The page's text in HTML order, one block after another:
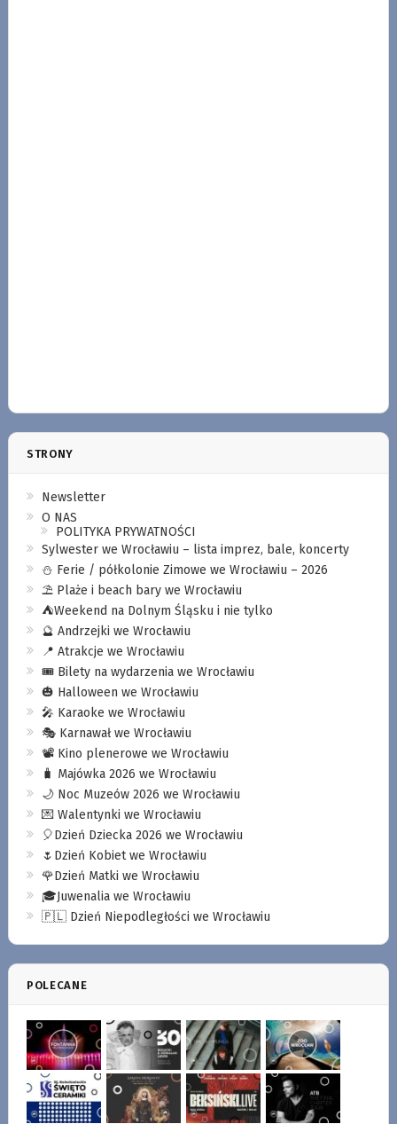
STRONY
Newsletter
O NAS
POLITYKA PRYWATNOŚCI
Sylwester we Wrocławiu – lista imprez, bale, koncerty
⛄️ Ferie / półkolonie Zimowe we Wrocławiu – 2026
⛱️ Plaże i beach bary we Wrocławiu
⛺️Weekend na Dolnym Śląsku i nie tylko
🔮 Andrzejki we Wrocławiu
📍 Atrakcje we Wrocławiu
🎟️ Bilety na wydarzenia we Wrocławiu
🎃 Halloween we Wrocławiu
🎤 Karaoke we Wrocławiu
🎭 Karnawał we Wrocławiu
📽️ Kino plenerowe we Wrocławiu
🧳 Majówka 2026 we Wrocławiu
🌙 Noc Muzeów 2026 we Wrocławiu
💌 Walentynki we Wrocławiu
🎈Dzień Dziecka 2026 we Wrocławiu
🌷Dzień Kobiet we Wrocławiu
🌹Dzień Matki we Wrocławiu
🎓Juwenalia we Wrocławiu
🇵🇱 Dzień Niepodległości we Wrocławiu
POLECANE